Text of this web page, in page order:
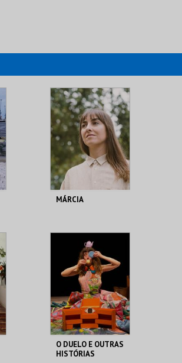
MÁRCIA
T. M. JOAQUIM
MAIS INFO
COMPRAR
O DUELO E OUTRAS
HISTÓRIAS